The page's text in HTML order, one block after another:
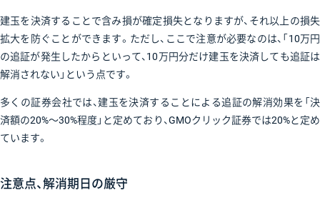
建玉を決済することで含み損が確定損失となりますが、それ以上の損失
拡大を防ぐことができます。ただし、ここで注意が必要なのは、「10万円
の追証が発生したからといって、10万円分だけ建玉を決済しても追証は
解消されない」という点です。
多くの証券会社では、建玉を決済することによる追証の解消効果を「決
済額の20%〜30%程度」と定めており、GMOクリック証券では20%と定め
ています。
注意点、解消期日の厳守